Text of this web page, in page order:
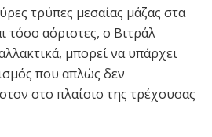
τρύπες μεσαίας μάζας στα
τόσο αόριστες, ο Βιτράλ
μπορεί να υπάρχει
που απλώς δεν
στο πλαίσιο της τρέχουσας